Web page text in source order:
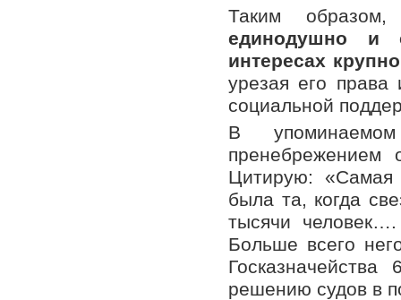
Таким
единодушно и
интересах
урезая его
социальной
В
пренебрежением
Цитирую: «Самая
была та, когда
тысячи
Больше всего
решению судов в